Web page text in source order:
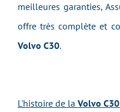
meilleures garanties,
offre très complète et
Volvo C30.
L'histoire de la Volvo C30